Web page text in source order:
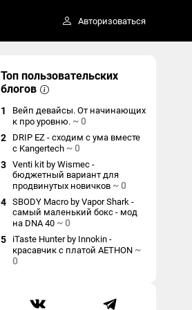
Авторизоваться
Топ пользовательских
блогов
1
Вейп девайсы. От начинающих
к про уровню. ~0
2
DRIP EZ - сходим с ума вместе
с Kangertech ~0
3 Venti kit by Wismec -
бюджетный вариант для
продвинутых новичков ~0
4 SBODY Macro by Vapor Shark -
самый маленький бокс - мод
на DNA 40 ~0
5
iTaste Hunter by Innokin -
красавчик с платой AETHON ~
0